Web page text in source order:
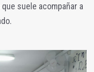
que suele acompañar a